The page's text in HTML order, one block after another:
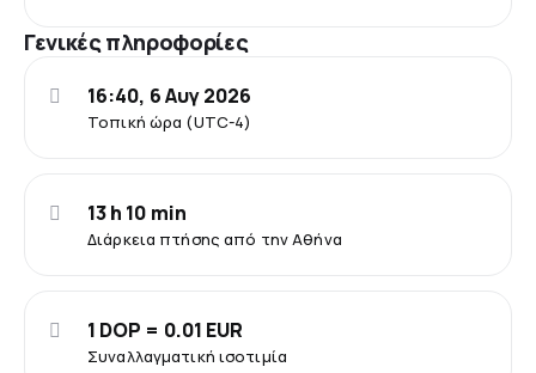
Γενικές πληροφορίες
Τοπική ώρα (UTC-4)
16:40, 6 Αυγ 2026
Διάρκεια πτήσης από την Αθήνα
13 h 10 min
Συναλλαγματική ισοτιμία
1 DOP = 0.01 EUR